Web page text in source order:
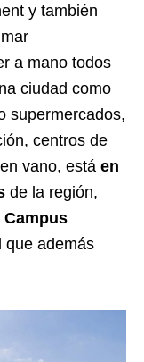
y también
a mano todos
ciudad como
supermercados,
centros de
vano, está en
de la región,
Campus
que además